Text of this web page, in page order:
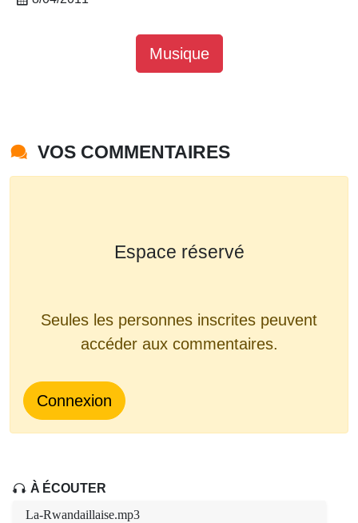
Musique
VOS COMMENTAIRES
Espace réservé
Seules les personnes inscrites peuvent
accéder aux commentaires.
Connexion
À ÉCOUTER
La-Rwandaillaise.mp3